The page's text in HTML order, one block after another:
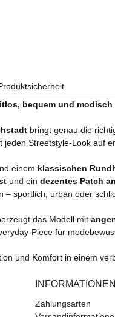
bequem und
bringt genau die
Streetstyle-Look auf
einem klassischen
und ein dezentes Patch
– sportlich, urban oder
das Modell mit
Piece für
und Komfort in einem
INFORMATIONEN
Zahlungsarten